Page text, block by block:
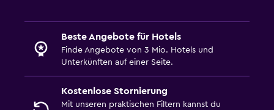
Parkmöglichkeiten
Flughafen-Shuttle
Arbeitsbereich
Beste Angebote für Hotels
Finde Angebote von 3 Mio. Hotels und
Unterkünften auf einer Seite.
Kostenlose Stornierung
Mit unseren praktischen Filtern kannst du